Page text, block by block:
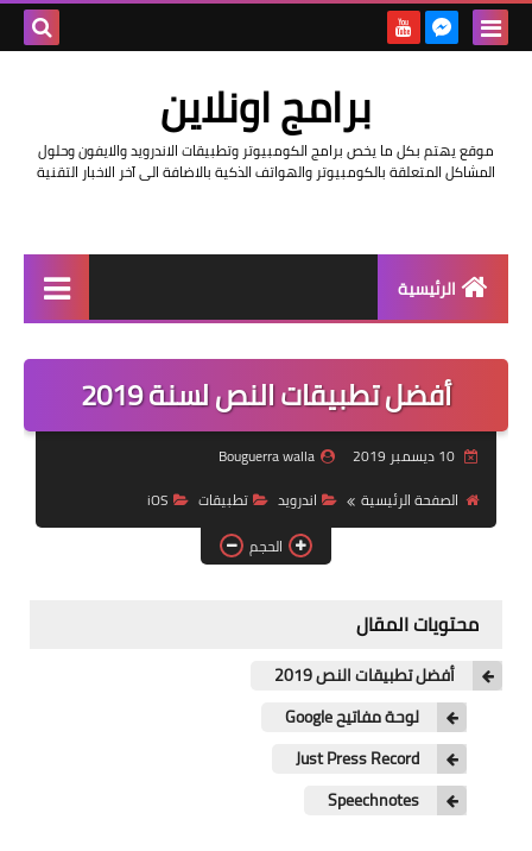
برامج اونلاين
موقع يهتم بكل ما يخص برامج الكومبيوتر وتطبيقات الاندرويد والايفون وحلول
المشاكل المتعلقة بالكومبيوتر والهواتف الذكية بالاضافة الى آخر الاخبار التقنية
الرئيسية
مراجعات
حماية
اندرويد
آيفون
أفضل تطبيقات النص لسنة 2019
10 ديسمبر 2019
Bouguerra walla
الصفحة الرئيسية
اندرويد تطبيقات
iOS
الحجم
محتويات المقال
أفضل تطبيقات النص 2019
لوحة مفاتيح Google
Just Press Record
Speechnotes